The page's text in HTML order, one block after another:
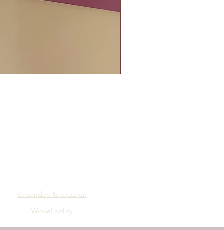
Verzenden & retouren
Winkel policy